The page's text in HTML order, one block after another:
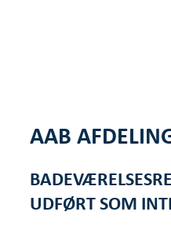
AAB
UDFØRT SOM